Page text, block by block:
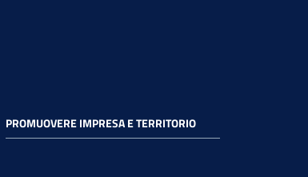
PROMUOVERE IMPRESA E TERRITORIO